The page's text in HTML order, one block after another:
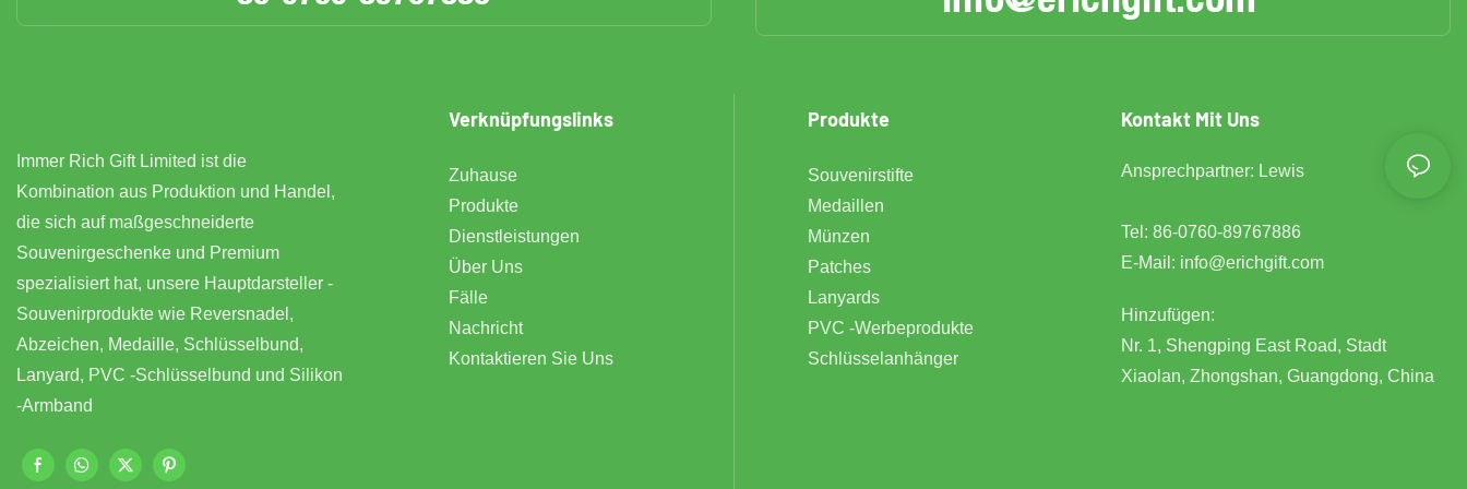
Immer Rich Gift Limited ist die
Kombination aus Produktion und Handel,
die sich auf maßgeschneiderte
Souvenirgeschenke und Premium
spezialisiert hat, unsere Hauptdarsteller -
Souvenirprodukte wie Reversnadel,
Abzeichen, Medaille, Schlüsselbund,
Lanyard, PVC -Schlüsselbund und Silikon
-Armband
Verknüpfungslinks
Zuhause
Produkte
Dienstleistungen
Über Uns
Fälle
Nachricht
Kontaktieren Sie Uns
Produkte
Souvenirstifte
Medaillen
Münzen
Patches
Lanyards
PVC -Werbeprodukte
Schlüsselanhänger
Kontakt Mit Uns
Ansprechpartner: Lewis
Tel: 86-0760-89767886
E-Mail: info@erichgift.com
Hinzufügen:
Nr. 1, Shengping East Road, Stadt
Xiaolan, Zhongshan, Guangdong, China